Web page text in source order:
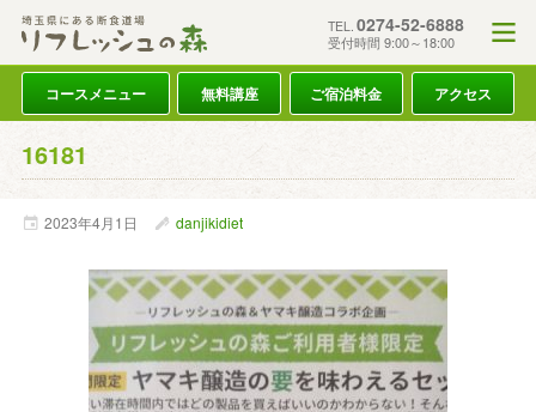
TEL. 0274-52-6888
受付時間 9:00～18:00
コースメニュー 無料講座 ご宿泊料金 アクセス
16181
2023年4月1日 danjikidiet